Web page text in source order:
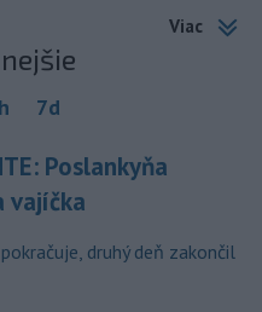
Viac
7d
Poslankyňa
vajíčka
druhý deň zakončil